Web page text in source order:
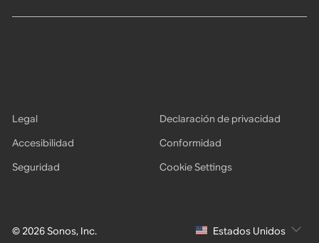
© 2026 Sonos, Inc.
Legal
Declaración de privacidad
Accesibilidad
Conformidad
Seguridad
Cookie Settings
Estados Unidos